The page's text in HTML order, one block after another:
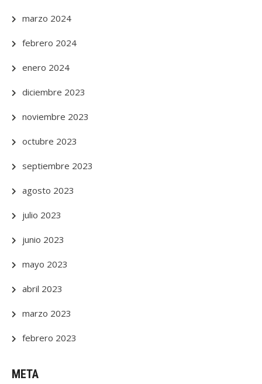
marzo 2024
febrero 2024
enero 2024
diciembre 2023
noviembre 2023
octubre 2023
septiembre 2023
agosto 2023
julio 2023
junio 2023
mayo 2023
abril 2023
marzo 2023
febrero 2023
META